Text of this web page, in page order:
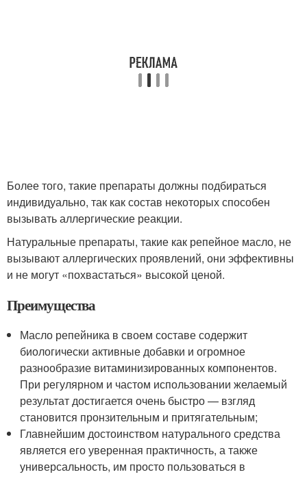
Более того, такие препараты должны подбираться
индивидуально, так как состав некоторых способен
вызывать аллергические реакции.
Натуральные препараты, такие как репейное масло, не
вызывают аллергических проявлений, они эффективны
и не могут «похвастаться» высокой ценой.
Преимущества
Масло репейника в своем составе содержит
биологически активные добавки и огромное
разнообразие витаминизированных компонентов.
При регулярном и частом использовании желаемый
результат достигается очень быстро — взгляд
становится пронзительным и притягательным;
Главнейшим достоинством натурального средства
является его уверенная практичность, а также
универсальность, им просто пользоваться в